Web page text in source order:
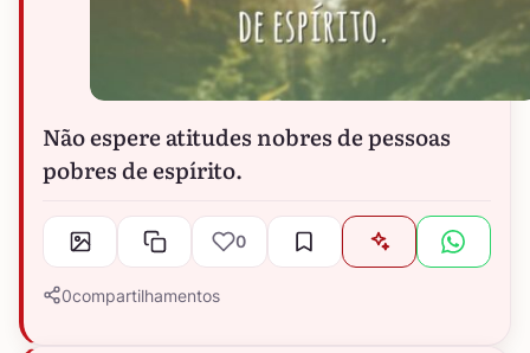
Não espere atitudes nobres de pessoas
pobres de espírito.
0
0compartilhamentos